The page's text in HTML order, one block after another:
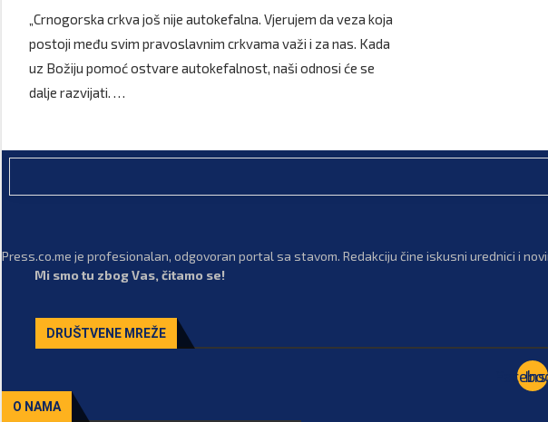
„Crnogorska crkva još nije autokefalna. Vjerujem da veza koja
postoji među svim pravoslavnim crkvama važi i za nas. Kada
uz Božiju pomoć ostvare autokefalnost, naši odnosi će se
dalje razvijati. …
Press.co.me je profesionalan, odgovoran portal sa stavom. Redakciju čine iskusni urednici i
Mi smo tu zbog Vas, čitamo se!
DRUŠTVENE MREŽE
O NAMA